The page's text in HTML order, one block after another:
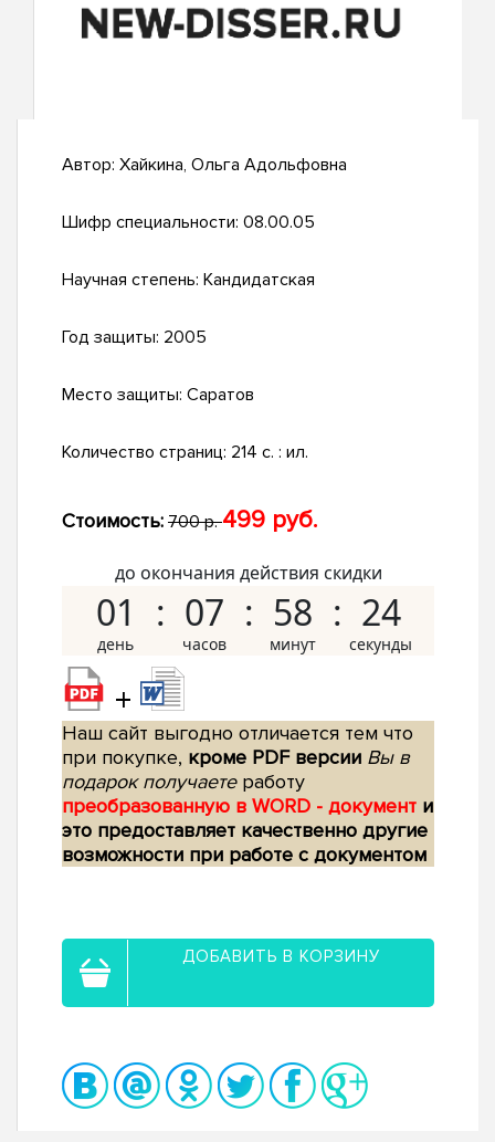
Автор: Хайкина, Ольга Адольфовна
Шифр специальности: 08.00.05
Научная степень: Кандидатская
Год защиты: 2005
Место защиты: Саратов
Количество страниц: 214 с. : ил.
Стоимость: 700 р.499 руб.
до окончания действия скидки
01 07 58 23
+
Наш сайт выгодно отличается тем что
при покупке, кроме PDF версии Вы в
подарок получаетеработу
преобразованную в WORD - документ и
это предоставляет качественно другие
возможности при работе с документом
ДОБАВИТЬ В КОРЗИНУ